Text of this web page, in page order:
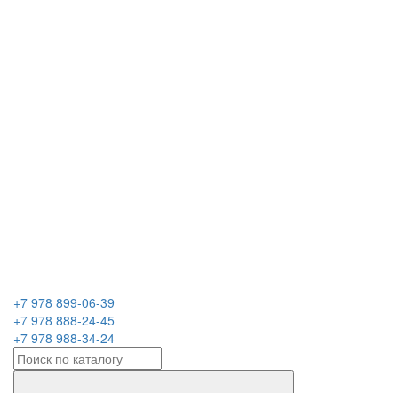
+7 978 899-06-39
+7 978 888-24-45
+7 978 988-34-24